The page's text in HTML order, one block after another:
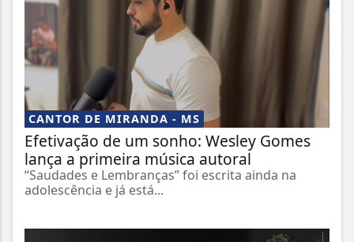
CANTOR DE MIRANDA - MS
Efetivação de um sonho: Wesley Gomes
lança a primeira música autoral
“Saudades e Lembranças” foi escrita ainda na
adolescência e já está...